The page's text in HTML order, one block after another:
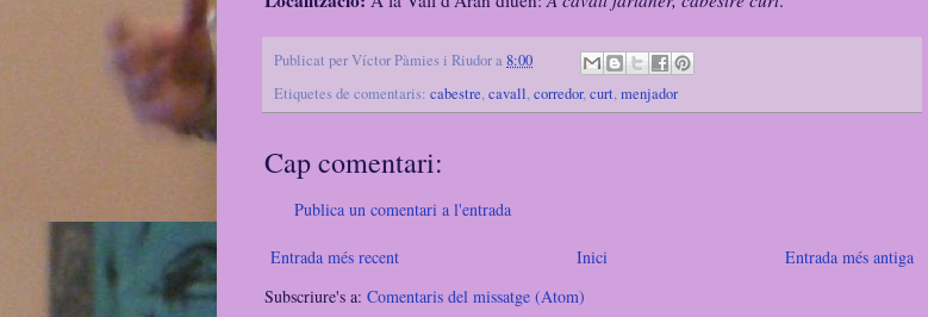
Publicat perVíctor Pàmies i Riudora8:00
Etiquetes de comentaris: cabestre,cavall,corredor,curt,menjador
Cap comentari:
Publica un comentari a l'entrada
Entrada més recent Entrada més antiga
Inici
Subscriure's a: Comentaris del missatge (Atom)